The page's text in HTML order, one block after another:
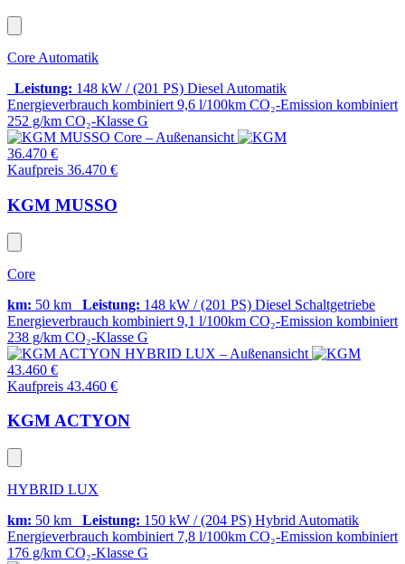
Core Automatik
Leistung: 148 kW / (201 PS) Diesel Automatik
Energieverbrauch kombiniert 9,6 l/100km CO₂-Emission kombiniert
252 g/km CO₂-Klasse G
36.470 €
Kaufpreis 36.470 €
KGM MUSSO
Core
km: 50 km Leistung: 148 kW / (201 PS) Diesel Schaltgetriebe
Energieverbrauch kombiniert 9,1 l/100km CO₂-Emission kombiniert
238 g/km CO₂-Klasse G
43.460 €
Kaufpreis 43.460 €
KGM ACTYON
HYBRID LUX
km: 50 km Leistung: 150 kW / (204 PS) Hybrid Automatik
Energieverbrauch kombiniert 7,8 l/100km CO₂-Emission kombiniert
176 g/km CO₂-Klasse G